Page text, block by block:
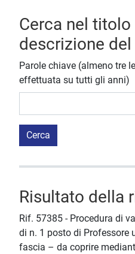
Cerca nel titolo
descrizione
Parole chiave (almeno tre
effettuata su tutti gli anni)
Cerca
Risultato della
Rif. 57385 - Procedura di
di n. 1 posto di Professore
fascia – da coprire